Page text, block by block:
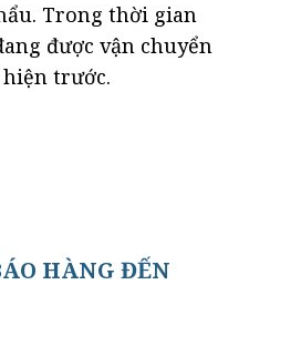
Trong thời gian
được vận chuyển
trước.
HÀNG ĐẾN